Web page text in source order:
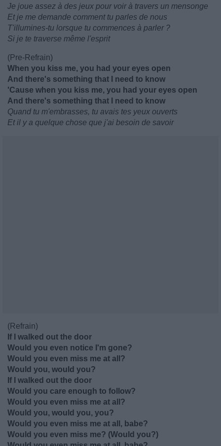
Je joue assez à des jeux pour voir à travers un mensonge
Et je me demande comment tu parles de nous
T'illumines-tu lorsque tu commences à parler ?
Si je te traverse même l'esprit
(Pre-Refrain)
When you kiss me, you had your eyes open
And there's something that I need to know
'Cause when you kiss me, you had your eyes open
And there's something that I need to know
Quand tu m'embrasses, tu avais tes yeux ouverts
Et il y a quelque chose que j'ai besoin de savoir
(Refrain)
If I walked out the door
Would you even notice I'm gone?
Would you even miss me at all?
Would you, would you?
If I walked out the door
Would you care enough to follow?
Would you even miss me at all?
Would you, would you, you?
Would you even miss me at all, babe?
Would you even miss me? (Would you?)